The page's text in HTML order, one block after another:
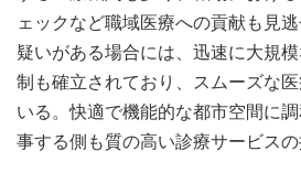
ェックなど職域医療への貢献も見
疑いがある場合には、迅速に大規
制も確立されており、スムーズな
いる。快適で機能的な都市空間に
事する側も質の高い診療サービスの